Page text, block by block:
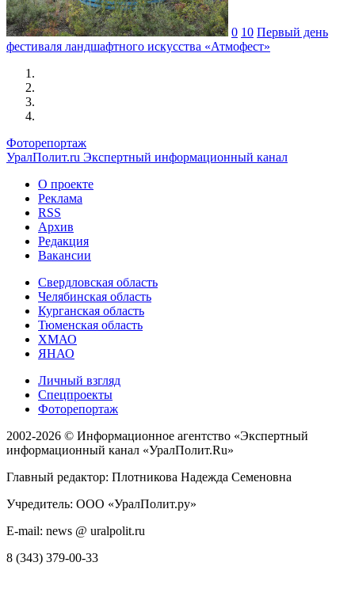
0 10 Первый день
фестиваля ландшафтного искусства «Атмофест»
Фоторепортаж
УралПолит.ru Экспертный информационный канал
О проекте
Реклама
RSS
Архив
Редакция
Вакансии
Свердловская область
Челябинская область
Курганская область
Тюменская область
ХМАО
ЯНАО
Личный взгляд
Спецпроекты
Фоторепортаж
2002-2026 © Информационное агентство «Экспертный
информационный канал «УралПолит.Ru»
Главный редактор: Плотникова Надежда Семеновна
Учредитель: ООО «УралПолит.ру»
E-mail: news @ uralpolit.ru
8 (343) 379-00-33